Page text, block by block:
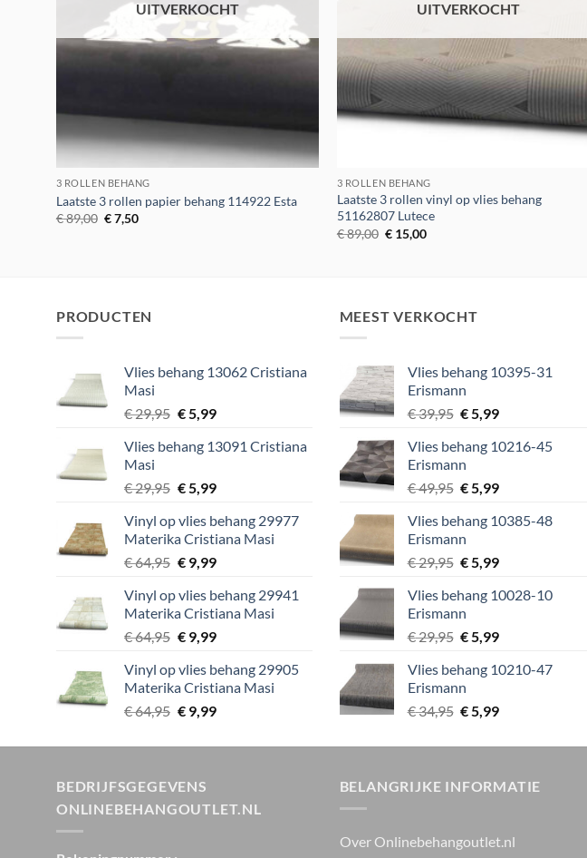
UITVERKOCHT
3 ROLLEN BEHANG
Laatste 3 rollen papier behang 114922 Esta
€89,00 Oorspronkelijke
prijs
€7,50Huidige
UITVERKOCHT
3 ROLLEN BEHANG
Laatste 3 rollen vinyl op vlies behang
51162807 Lutece
€89,00 Oorspronkelijke
prijs
€ 15,00Huidige
PRODUCTEN
Vlies behang 13062 Cristiana
Masi
€29,95 Oorspronkelijke
was:
€5,99Huidige
is:
Vlies behang 13091 Cristiana
Masi
€29,95 Oorspronkelijke
was:
€ 29,95.
€5,99Huidige
is:
€ 5,99.
Vinyl op vlies behang 29977
Materika Cristiana Masi
€64,95 Oorspronkelijke
was:
€ 64,95.
€9,99Huidige
is:
€ 9,99.
Vinyl op vlies behang 29941
Materika Cristiana Masi
€64,95 Oorspronkelijke
was:
€ 64,95.
€9,99Huidige
is:
€ 9,99.
Vinyl op vlies behang 29905
Materika Cristiana Masi
€64,95 Oorspronkelijke
was:
€9,99Huidige
is:
MEEST VERKOCHT
Vlies behang 10395-31
Erismann
€39,95 Oorspronkelijke
was:
€ 39,95.
€5,99Huidige
is:
Vlies behang 10216-45
Erismann
€49,95 Oorspronkelijke
was:
€ 49,95.
€5,99Huidige
is:
Vlies behang 10385-48
Erismann
€29,95 Oorspronkelijke
was:
€ 29,95.
€5,99Huidige
is:
Vlies behang 10028-10
Erismann
€29,95 Oorspronkelijke
was:
€ 29,95.
€5,99Huidige
is:
Vlies behang 10210-47
Erismann
€34,95 Oorspronkelijke
was:
€5,99Huidige
is:
BEDRIJFSGEGEVENS
ONLINEBEHANGOUTLET.NL
BELANGRIJKE INFORMATIE
Over Onlinebehangoutlet.nl